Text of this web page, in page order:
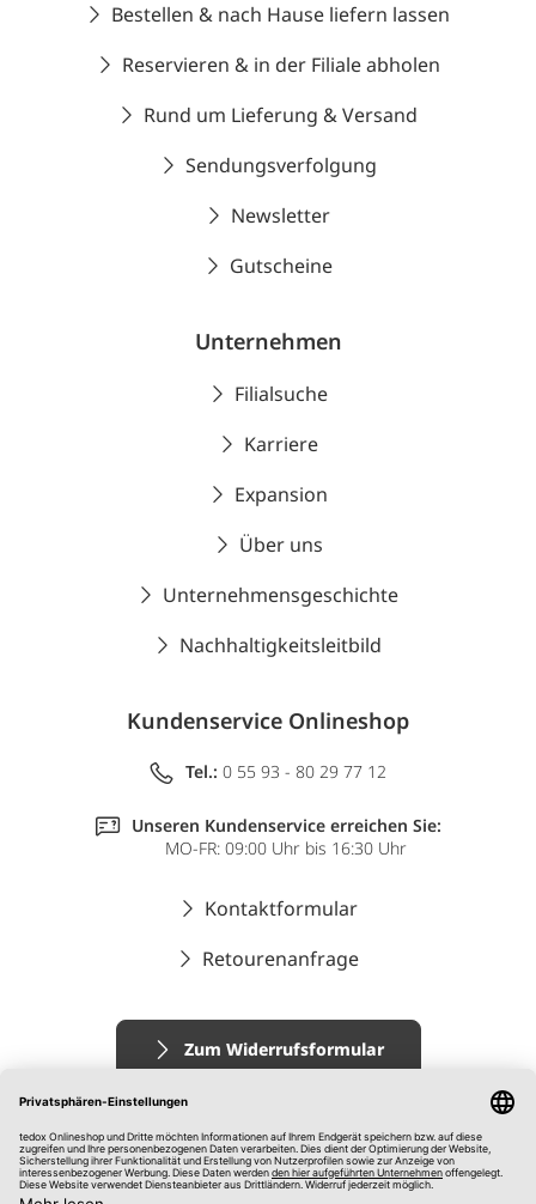
Bestellen & nach Hause liefern lassen
Reservieren & in der Filiale abholen
Rund um Lieferung & Versand
Sendungsverfolgung
Newsletter
Gutscheine
Unternehmen
Filialsuche
Karriere
Expansion
Über uns
Unternehmensgeschichte
Nachhaltigkeitsleitbild
Kundenservice Onlineshop
Tel.: 0 55 93 - 80 29 77 12
Unseren Kundenservice erreichen Sie:
MO-FR: 09:00 Uhr bis 16:30 Uhr
Kontaktformular
Retourenanfrage
Zum Widerrufsformular
Impressum
AGB